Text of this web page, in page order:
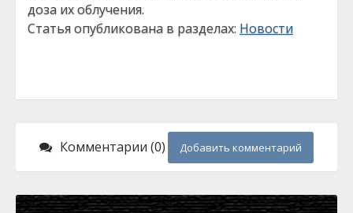
доза их облучения.
Статья опубликована в разделах: Новости
Комментарии (0) Добавить комментарий